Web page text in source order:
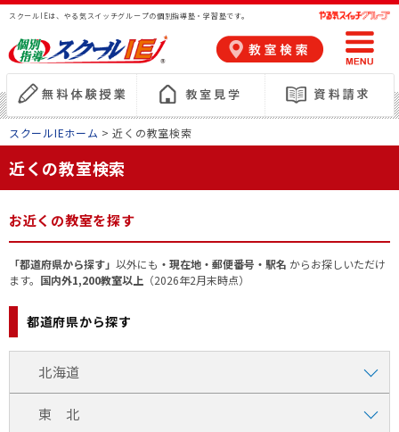
スクールIEは、やる気スイッチグループの個別指導塾・学習塾です。
スクールIEホーム > 近くの教室検索
近くの教室検索
お近くの教室を探す
「都道府県から探す」 以外にも ・現在地・郵便番号・駅名 からお探しいただけ
ます。 国内外1,200教室以上 （2026年2月末時点）
都道府県から探す
北海道
東 北